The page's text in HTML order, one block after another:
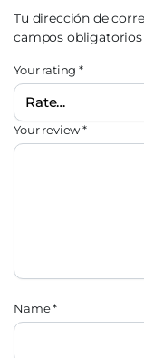
Tu dirección de
campos
Your rating*
Your review*
Name*